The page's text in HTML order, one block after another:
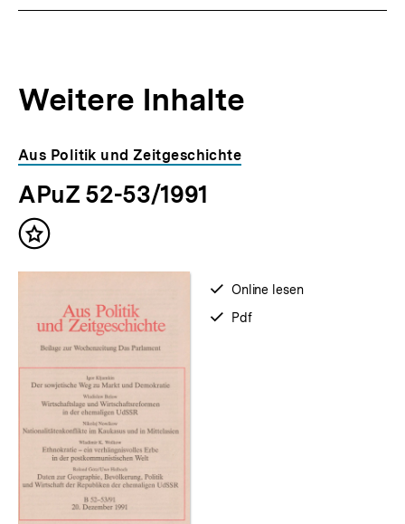
Weitere Inhalte
Inhaltskarousell
für
weitere
Inhalte
Inhaltskarussell
überspringen
Aus Politik und Zeitgeschichte
APuZ 52-53/1991
Inhalt
verfügbar
zum
Online lesen
verfügbar
Pdf